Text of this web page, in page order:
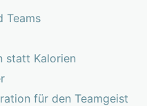
Teams
statt Kalorien
für den Teamgeist